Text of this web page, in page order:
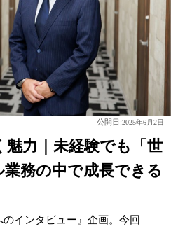
公開日:2025年6月2日
魅力｜未経験でも「世
務の中で成長できる
インタビュー』企画。今回